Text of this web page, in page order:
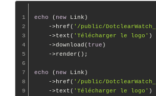
1
2
3
4
5
6
7
8
9
echo ( new Link)
    ->href(
'/public/
    ->text(
'Télécharger le logo' )
    ->download(
true )
    ->render();
echo ( new Link)
    ->href(
'/public/
    ->text(
'Télécharger le logo' )